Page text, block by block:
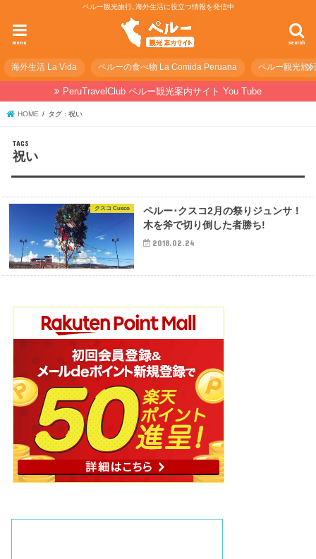
ペルー観光旅行､海外生活に役立つ情報を発信中
search
menu
海外生活 La Vida ペルーの食べ物 La Comida Peruana ペルー観光旅
PeruTravelClub ペルー観光案内サイト You Tube
HOME タグ : 祝い
祝い
クスコ Cusco
ペルー･クスコ2月の祭りジュンサ！
木を斧で切り倒した者勝ち!
2018.02.24